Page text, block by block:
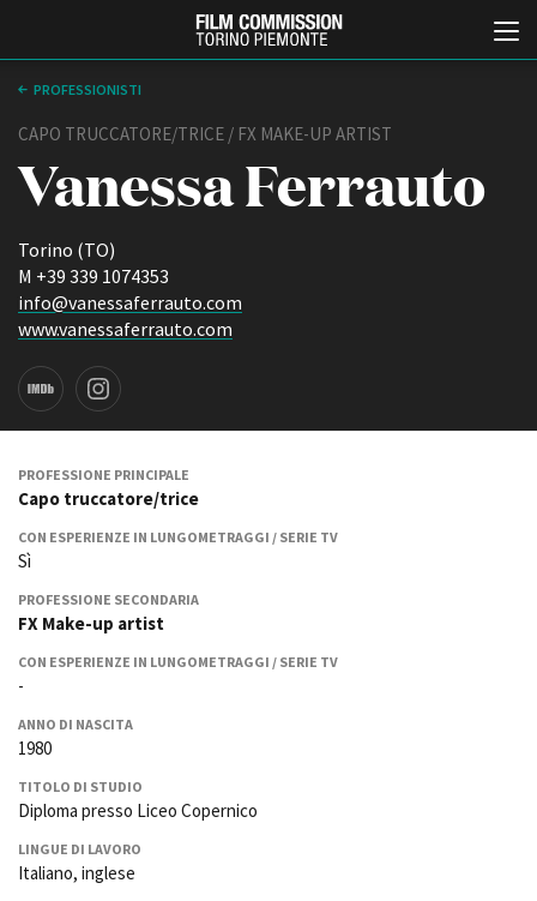
ABOUT
Chi siamo
Contatti
La sede
Partner
Bilancio sociale
Amministrazione
trasparente
Bandi e gare
SERVIZI
Servizi generali
Location scouting
Spazi nella sede FCTP
Sala Casting
Ciak in TOur!
PROFESSIONISTI
CAPO TRUCCATORE/TRICE / FX MAKE-UP ARTIST
Vanessa Ferrauto
Torino (TO)
M +39 339 1074353
info@vanessaferrauto.com
www.vanessaferrauto.com
PROFESSIONE PRINCIPALE
Capo truccatore/trice
CON ESPERIENZE IN LUNGOMETRAGGI / SERIE TV
Sì
PROFESSIONE SECONDARIA
FX Make-up artist
CON ESPERIENZE IN LUNGOMETRAGGI / SERIE TV
-
ANNO DI NASCITA
1980
TITOLO DI STUDIO
Diploma presso Liceo Copernico
LINGUE DI LAVORO
Italiano, inglese